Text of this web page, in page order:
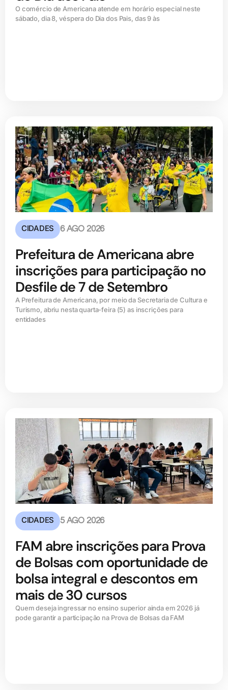
O comércio de Americana atende em horário especial neste
sábado, dia 8, véspera do Dia dos Pais, das 9 às
CIDADES 6 AGO 2026
Prefeitura de Americana abre
inscrições para participação no
Desfile de 7 de Setembro
A Prefeitura de Americana, por meio da Secretaria de Cultura e
Turismo, abriu nesta quarta-feira (5) as inscrições para
entidades
CIDADES 5 AGO 2026
FAM abre inscrições para Prova
de Bolsas com oportunidade de
bolsa integral e descontos em
mais de 30 cursos
Quem deseja ingressar no ensino superior ainda em 2026 já
pode garantir a participação na Prova de Bolsas da FAM